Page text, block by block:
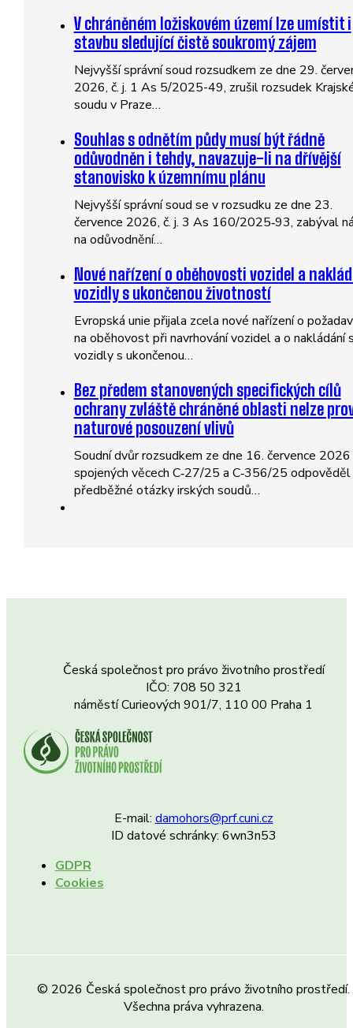
V chráněném ložiskovém území lze umístit i
stavbu sledující čistě soukromý zájem
Nejvyšší správní soud rozsudkem ze dne 29.
2026, č. j. 1 As 5/2025-49, zrušil rozsudek
soudu v Praze…
Souhlas s odnětím půdy musí být řádně
odůvodněn i tehdy, navazuje-li na dřívější
stanovisko k územnímu plánu
Nejvyšší správní soud se v rozsudku ze dne 23.
července 2026, č. j. 3 As 160/2025‑93, zabýval
na odůvodnění…
Nové nařízení o oběhovosti vozidel a
vozidly s ukončenou životností
Evropská unie přijala zcela nové nařízení o
na oběhovost při navrhování vozidel a o nakládání
vozidly s ukončenou…
Bez předem stanovených specifických cílů
ochrany zvláště chráněné oblasti nelze
naturové posouzení vlivů
Soudní dvůr rozsudkem ze dne 16. července
spojených věcech C‑27/25 a C‑356/25 odpověděl
předběžné otázky irských soudů…
Česká společnost pro právo životního prostředí
IČO: 708 50 321
náměstí Curieových 901/7, 110 00 Praha 1
E-mail: damohors@prf.cuni.cz
ID datové schránky: 6wn3n53
GDPR
Cookies
© 2026 Česká společnost pro právo životního prostředí.
Všechna práva vyhrazena.